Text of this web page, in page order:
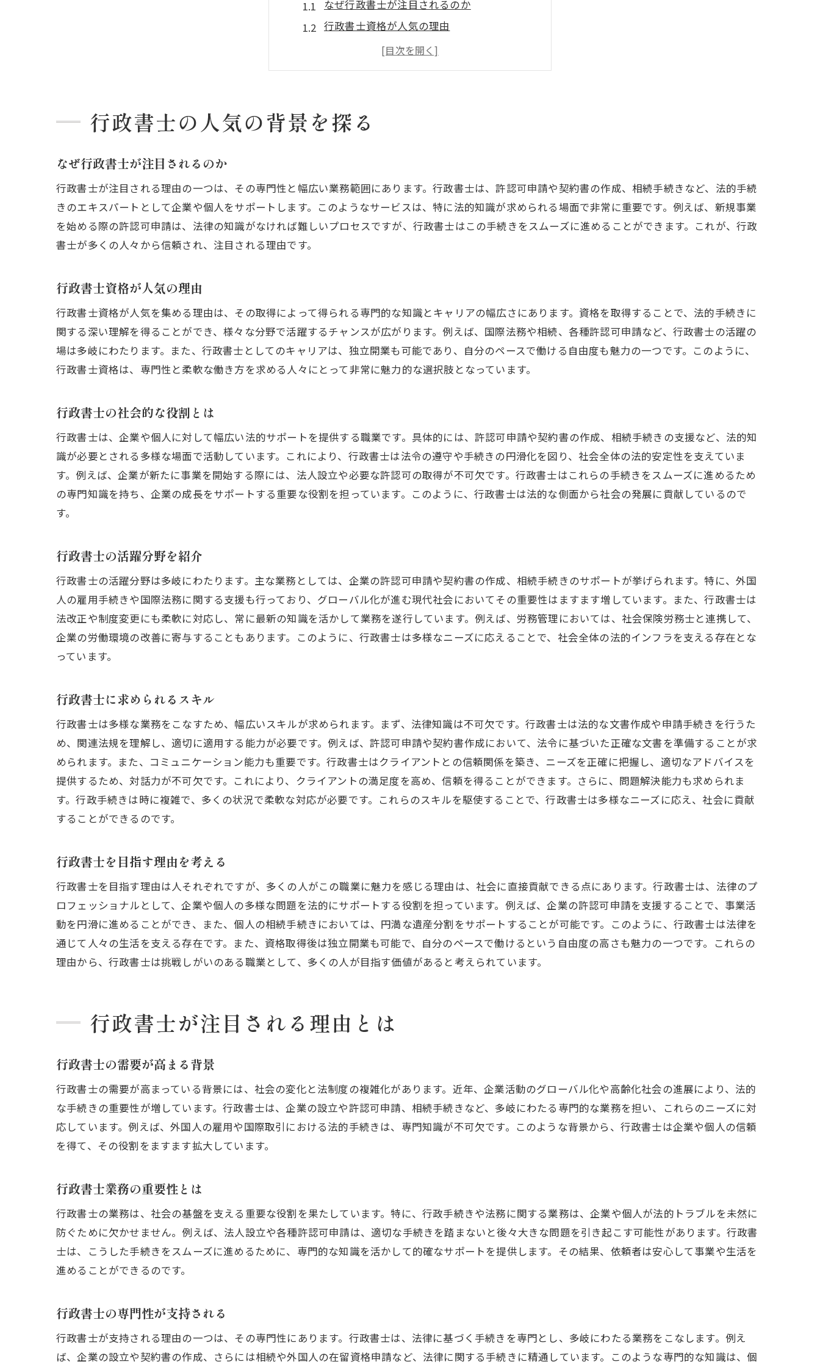
なぜ行政書士が注目されるのか
行政書士資格が人気の理由
行政書士の社会的な役割とは
行政書士の活躍分野を紹介
行政書士を目指す理由を考える
行政書士が注目される理由とは
行政書士の専門性が支持される
行政書士の役割とその魅力
行政書士が果たす社会的役割
行政書士のキャリアの魅力
行政書士としての成長機会
行政書士職の人気の秘密
行政書士の仕事のやりがい
行政書士の資格取得の難しさ
行政書士が求められるスキル
行政書士が選ばれる理由を徹底分析
行政書士の魅力とは何か
行政書士業務の幅広さを解説
行政書士の社会的信頼度
行政書士の需要が高まる背景
行政書士の業務範囲を理解する
行政書士の社会的貢献度とは
行政書士の資格の価値を解説
行政書士としてのキャリアの魅力
行政書士のキャリアパスを探る
行政書士の成功事例を紹介
行政書士の魅力的な働き方
行政書士の専門性が生きる場
行政書士の業務内容とその魅力
行政書士の魅力的な職務内容
行政書士が取り扱う案件とは
行政書士の専門知識を活かす
行政書士の人気の背景を探る
なぜ行政書士が注目されるのか
行政書士が注目される理由の一つは、その専門性と幅広い業務範囲にあります。行政書士は、許認可申請や契約書の作成、相続手続きなど、法的手続
きのエキスパートとして企業や個人をサポートします。このようなサービスは、特に法的知識が求められる場面で非常に重要です。例えば、新規事業
を始める際の許認可申請は、法律の知識がなければ難しいプロセスですが、行政書士はこの手続きをスムーズに進めることができます。これが、行政
書士が多くの人々から信頼され、注目される理由です。
行政書士資格が人気の理由
行政書士資格が人気を集める理由は、その取得によって得られる専門的な知識とキャリアの幅広さにあります。資格を取得することで、法的手続きに
関する深い理解を得ることができ、様々な分野で活躍するチャンスが広がります。例えば、国際法務や相続、各種許認可申請など、行政書士の活躍の
場は多岐にわたります。また、行政書士としてのキャリアは、独立開業も可能であり、自分のペースで働ける自由度も魅力の一つです。このように、
行政書士資格は、専門性と柔軟な働き方を求める人々にとって非常に魅力的な選択肢となっています。
行政書士の社会的な役割とは
行政書士は、企業や個人に対して幅広い法的サポートを提供する職業です。具体的には、許認可申請や契約書の作成、相続手続きの支援など、法的知
識が必要とされる多様な場面で活動しています。これにより、行政書士は法令の遵守や手続きの円滑化を図り、社会全体の法的安定性を支えていま
す。例えば、企業が新たに事業を開始する際には、法人設立や必要な許認可の取得が不可欠です。行政書士はこれらの手続きをスムーズに進めるため
の専門知識を持ち、企業の成長をサポートする重要な役割を担っています。このように、行政書士は法的な側面から社会の発展に貢献しているので
す。
行政書士の活躍分野を紹介
行政書士の活躍分野は多岐にわたります。主な業務としては、企業の許認可申請や契約書の作成、相続手続きのサポートが挙げられます。特に、外国
人の雇用手続きや国際法務に関する支援も行っており、グローバル化が進む現代社会においてその重要性はますます増しています。また、行政書士は
法改正や制度変更にも柔軟に対応し、常に最新の知識を活かして業務を遂行しています。例えば、労務管理においては、社会保険労務士と連携して、
企業の労働環境の改善に寄与することもあります。このように、行政書士は多様なニーズに応えることで、社会全体の法的インフラを支える存在とな
っています。
行政書士に求められるスキル
行政書士は多様な業務をこなすため、幅広いスキルが求められます。まず、法律知識は不可欠です。行政書士は法的な文書作成や申請手続きを行うた
め、関連法規を理解し、適切に適用する能力が必要です。例えば、許認可申請や契約書作成において、法令に基づいた正確な文書を準備することが求
められます。また、コミュニケーション能力も重要です。行政書士はクライアントとの信頼関係を築き、ニーズを正確に把握し、適切なアドバイスを
提供するため、対話力が不可欠です。これにより、クライアントの満足度を高め、信頼を得ることができます。さらに、問題解決能力も求められま
す。行政手続きは時に複雑で、多くの状況で柔軟な対応が必要です。これらのスキルを駆使することで、行政書士は多様なニーズに応え、社会に貢献
することができるのです。
行政書士を目指す理由を考える
行政書士を目指す理由は人それぞれですが、多くの人がこの職業に魅力を感じる理由は、社会に直接貢献できる点にあります。行政書士は、法律のプ
ロフェッショナルとして、企業や個人の多様な問題を法的にサポートする役割を担っています。例えば、企業の許認可申請を支援することで、事業活
動を円滑に進めることができ、また、個人の相続手続きにおいては、円満な遺産分割をサポートすることが可能です。このように、行政書士は法律を
通じて人々の生活を支える存在です。また、資格取得後は独立開業も可能で、自分のペースで働けるという自由度の高さも魅力の一つです。これらの
理由から、行政書士は挑戦しがいのある職業として、多くの人が目指す価値があると考えられています。
行政書士が注目される理由とは
行政書士の需要が高まる背景
行政書士の需要が高まっている背景には、社会の変化と法制度の複雑化があります。近年、企業活動のグローバル化や高齢化社会の進展により、法的
な手続きの重要性が増しています。行政書士は、企業の設立や許認可申請、相続手続きなど、多岐にわたる専門的な業務を担い、これらのニーズに対
応しています。例えば、外国人の雇用や国際取引における法的手続きは、専門知識が不可欠です。このような背景から、行政書士は企業や個人の信頼
を得て、その役割をますます拡大しています。
行政書士業務の重要性とは
行政書士の業務は、社会の基盤を支える重要な役割を果たしています。特に、行政手続きや法務に関する業務は、企業や個人が法的トラブルを未然に
防ぐために欠かせません。例えば、法人設立や各種許認可申請は、適切な手続きを踏まないと後々大きな問題を引き起こす可能性があります。行政書
士は、こうした手続きをスムーズに進めるために、専門的な知識を活かして的確なサポートを提供します。その結果、依頼者は安心して事業や生活を
進めることができるのです。
行政書士の専門性が支持される
行政書士が支持される理由の一つは、その専門性にあります。行政書士は、法律に基づく手続きを専門とし、多岐にわたる業務をこなします。例え
ば、企業の設立や契約書の作成、さらには相続や外国人の在留資格申請など、法律に関する手続きに精通しています。このような専門的な知識は、個